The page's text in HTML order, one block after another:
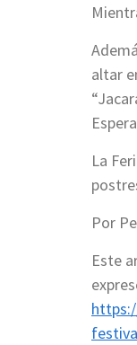
altar
La
Por
Este